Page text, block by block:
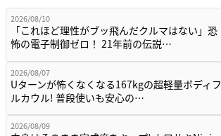
2026/08/10
「これほど理性がブッ飛んだクルマはない」恐
怖の電子制御ゼロ！ 21年前の伝説…
2026/08/07
Uターンが怖くなくなる167kgの超軽量ボディフ
ルカウル! 普段使いも安心の…
2026/08/09